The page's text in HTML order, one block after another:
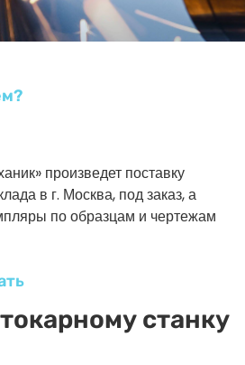
произведет поставку
в г. Москва, под заказ, а
по образцам и чертежам
станку